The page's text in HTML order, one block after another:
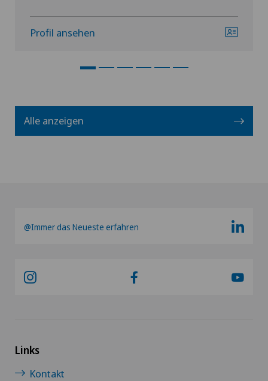
Profil ansehen
Alle anzeigen
@Immer das Neueste erfahren
Links
Kontakt